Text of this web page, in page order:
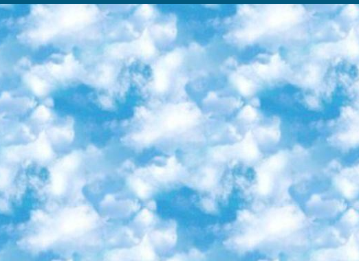
экспертиза; для слепых, слабовидящих, глухих, слабослышащих и умственно отсталых детей учащиеся выпускных классов специализированных школ и школ-интернатов база данных экзаменационных материалов на всех преподаваемых языках подготовка критериев оценки; специализированные школы для умственно отсталых детей и технологии для учащихся выпускных классов школ-интернатов разработка соответствующих рекомендаций и критериев проведения ЕГЭ по естествознанию давать задания. 4. Педагогический при специализированных образовательных учреждениях. Научно-практический центр навыков и международной оценки (Д.Давидова), Республика образовательный центр (Худайкулов Ш.) итоговый государственный аттестационный экзамен ориентирован на творческое и логическое мышление при подготовке базы материалов учитывать введение заданий. 5. Следует отметить, что: сертификат государственного образца о знании общеобразовательного предмета и как минимум национальный уровень B1 по предметам на иностранных языках, указанным в Приложении 2. или международно признанный сертификат эквивалентного уровня студенты, изучающие определенный предмет, освобождаются от экзамена; по соответствующим предметам запланирована итоговая государственная аттестация за день до дня, путем жеребьевки Рабочей группой (в письменной форме по предметам, проводимым в форме) из числа сформированных вариантов выбрано 2 варианта; 2 выбранных варианта экзамена анонсированы на официальном сайте министерства и все выпускники по всей стране на основе этих вариантов проводит итоговую государственную аттестацию. 6. Государственное образование учащихся средних общеобразовательных учреждений. знания в соответствии с квалификационными требованиями, которые необходимо приобрести на основании стандартов итоговый (выпускной) контроль для 9 и 11 классов в целях тестирования Экзамены (далее – экзамены) состоят из предметов, перечисленных в приложении 1. будет сделано. 7. Экзамены пройдут с 26 мая по 15 июня 2024 г. (кроме науки физического воспитания). 8. Физическая для учащихся 9 классов общесредних образовательных учреждений. Экзамены по предмету «Образование, квалификация медицина» 1-6 мая 2024 года. сотрудники перевести под присмотр (с отклонениями в физическом или умственном развитии) специализированная школа для детей, школы-интернаты и со сколиозом школы-интернаты санаторного типа для больных детей исключены). 9. Он был слепым, слабовидящим и имел нарушения опорно-двигательного аппарата. экзамены в специализированных школах и интернатах для детей должны проводиться исходя из требований, предъявляемых к общеобразовательным учреждениям (физкультура кроме науки). 10. Специализированная школа для глухих и слабослышащих детей. и экзамены в интернатах и быть реализован в виде письменного теста по математике. 11. Специальность для умственно отсталых детей. Для 9 класса Родной язык и литературное письмо Государственный язык (язык обучения – узбекский). для неклассов) написано Математическое письмо Письменная/устная история Узбекистана Физическое воспитание практично Итоговый контроль Для 11 класса Написание родного языка и литературы (эссе) Математическое письмо Узбекский язык (обучение на узбекском языке) не посещающее общее среднее образование для учреждений)/Образовательное учреждение выбор письменный и устный Иностранный язык письменный/устный Письменная/устная история Узбекистана *По выбору студента:  Химия  Физика  Основы государственного права  География 10 бесплатных образовательных ресурсов - Мы составили подборку онлайн-проектов с интерактивными упражнениями, видеолекциями и статьями. Они помогут вам обрести новые и освежить старые знания бесплатно. 1. «ИНТУИТ» Старейшая образовательная площадка Рунета. Здесь вы найдёте сотни текстовых и видеокурсов на десятки различных тем — от программирования до психологии. Многие курсы подготовлены российскими университетами и крупными международными компаниями вроде Intel и Microsoft. Самостоятельное обучение бесплатное, но желающие могут оплатить услуги персональных наставников. 2. «Смартия» знакомит с актуальными профессиями и подсказывает, как им обучаться. Выбрав заинтересовавшую вас специальность — SMM-специалист, фотограф, веб-дизайнер или другую, — увидите список необходимых для неё умений. Чтобы вы могли освоить их самостоятельно, для каждого умения площадка отображает подборку ссылок на учебные материалы. Хотя «Смартия» ориентируется на русскоязычную аудиторию, часть контента всё же доступна только на английском. 3. «Лекторий Физтеха» Проект Московского физико-технического института (Физтеха). С его помощью вы можете смотреть онлайн серии лекций, записанные на видео в этом вузе. В числе доступных предметов — физика, биология, химия, информационные технологии и другие. К некоторым лекциям администрация ресурса прилагает готовые конспекты, которые можно скачивать в PDF-формате. 4. ITMOcourses Онлайн-площадка Санкт-Петербургского национального исследовательского университета информационных технологий, механики и оптики (ИТМО). Ресурс предоставляет свободный доступ к курсам, разработанным в этом вузе. Каталог материалов разбит на четыре категории: «Оптические системы и технологии», «Приборостроение и робототехника», «Информационные технологии» и «Биотехнологии». Курсы состоят из видеолекций, интерактивных демонстраций и заданий. 5. «КиберЛенинка» Электронная научная